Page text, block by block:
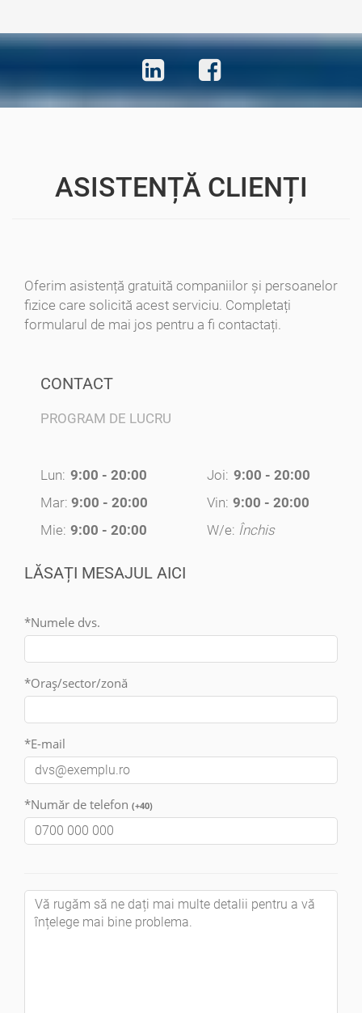
ASISTENȚĂ CLIENȚI
Oferim asistență gratuită companiilor și persoanelor
fizice care solicită acest serviciu. Completați
formularul de mai jos pentru a fi contactați.
CONTACT
PROGRAM DE LUCRU
Lun: 9:00 - 20:00
Mar: 9:00 - 20:00
Mie: 9:00 - 20:00
Joi: 9:00 - 20:00
Vin: 9:00 - 20:00
W/e: Închis
LĂSAȚI MESAJUL AICI
*Numele dvs.
*Oraș/sector/zonă
*E-mail
*Număr de telefon (+40)